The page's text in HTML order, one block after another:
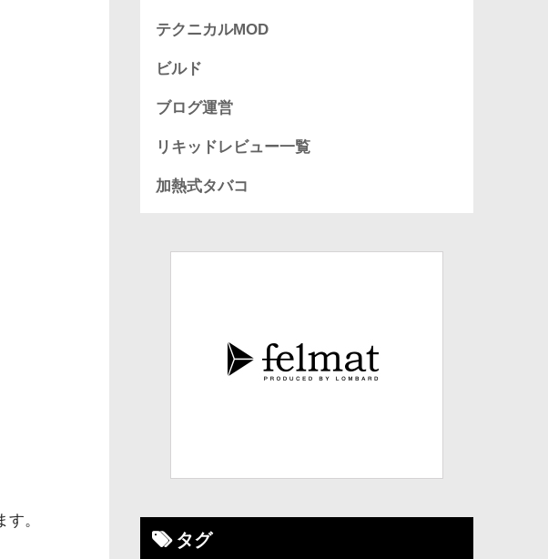
。
テクニカルMOD
ビルド
ブログ運営
リキッドレビュー一覧
加熱式タバコ
タグ